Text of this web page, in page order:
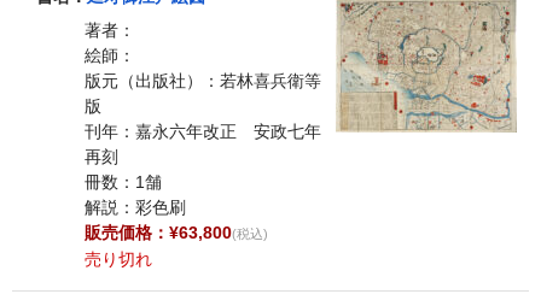
著者：
絵師：
版元（出版社）：若林喜兵衛等
版
刊年：嘉永六年改正 安政七年
再刻
冊数：1舗
解説：彩色刷
販売価格：¥63,800(税込)
売り切れ